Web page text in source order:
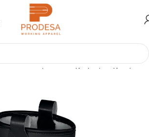
Ειδικά Ενδύματα Ρουχισμός Ψύχους